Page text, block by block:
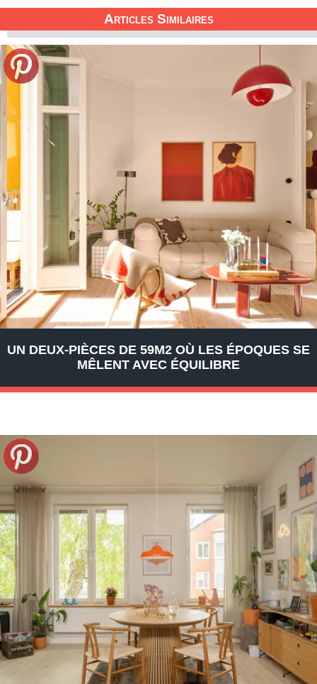
Articles Similaires
UN DEUX-PIÈCES DE 59M2 OÙ LES ÉPOQUES SE
MÊLENT AVEC ÉQUILIBRE